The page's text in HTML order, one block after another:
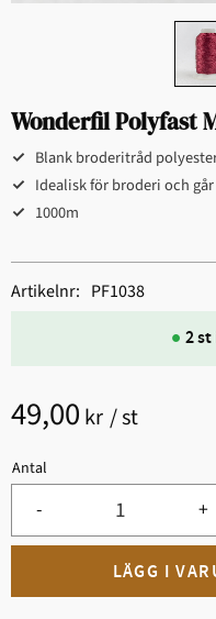
Wonderfil Polyfast
Blank broderitråd
Idealisk för broderi och
1000m
49,00 kr /st
Antal
+
-
2 st
Artikelnr PF1038